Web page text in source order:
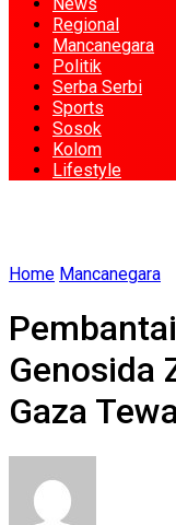
Regional
Mancanegara
Politik
Serba Serbi
Sports
Sosok
Kolom
Lifestyle
Home Mancanegara
Genosida
Gaza